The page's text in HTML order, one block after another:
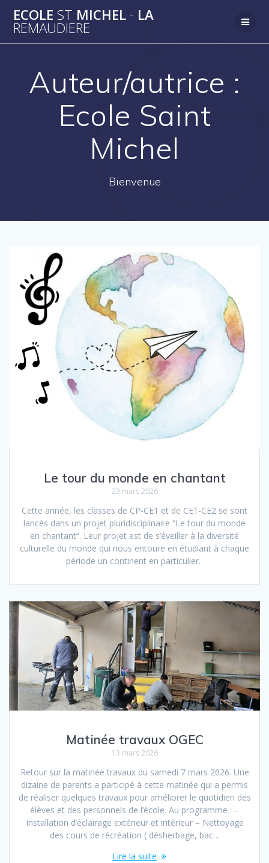
au
ECOLE ST MICHEL - LA
REMAUDIERE
Auteur/autrice :
Ecole Saint
Michel
Bienvenue
Le tour du monde en chantant
23 mars 2026
Cette année, les classes de CP-CE1 et de CE1-CE2 se sont
lancés dans un projet pluridisciplinaire “Le tour du monde
en chantant”. Leur projet est de s’éveiller à la diversité
culturelle du monde qui nous entoure en étudiant à chaque
période un continent en particulier.
Matinée travaux OGEC
13 mars 2026
Retour sur la matinée travaux du samedi 7 mars 2026. Une
dizaine de parents a participé à cette matinée qui a permis
de réaliser quelques travaux pour améliorer le quotidien des
élèves et des personnels de l’école. Au programme : –
Installation d’éclairage extérieur et intérieur – Nettoyage
des cours de récréation ( désherbage, bac…
Lire la suite